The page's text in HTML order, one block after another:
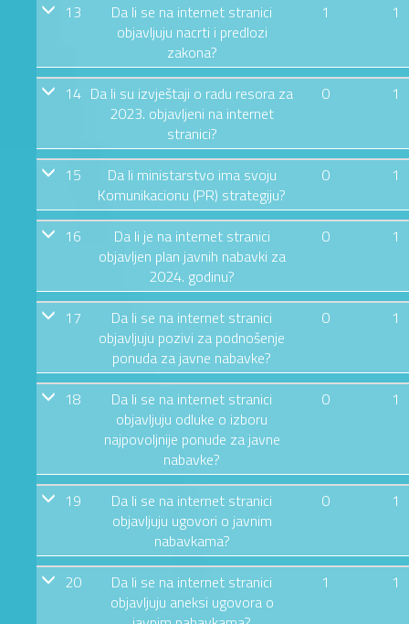
13
Da li se na internet stranici
objavljuju nacrti i predlozi
zakona?
1 1
14 Da li su izvještaji o radu resora za
2023. objavljeni na internet
stranici?
0 1
15
Da li ministarstvo ima svoju
Komunikacionu (PR) strategiju?
0 1
16
Da li je na internet stranici
objavljen plan javnih nabavki za
2024. godinu?
0 1
17
Da li se na internet stranici
objavljuju pozivi za podnošenje
ponuda za javne nabavke?
0 1
18
Da li se na internet stranici
objavljuju odluke o izboru
najpovoljnije ponude za javne
nabavke?
0 1
19
Da li se na internet stranici
objavljuju ugovori o javnim
nabavkama?
0 1
20
Da li se na internet stranici
objavljuju aneksi ugovora o
1 1